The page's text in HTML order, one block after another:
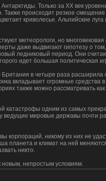
Только за XX век
Также происходит резкое смещение
криволесье. Альпийские луга
метеорологи, но многовековая
даже выдвигают гипотезу о том,
ледниковый период. Они
идет большая политическая
Британия в четыре раза расширила
вкладывает огромные средства
также можно рассматривать как
катастрофы одним из самых
мировые державы почти
корпораций, никому из них не
планета и климат на ней
никто.
новым, непростым условиям.